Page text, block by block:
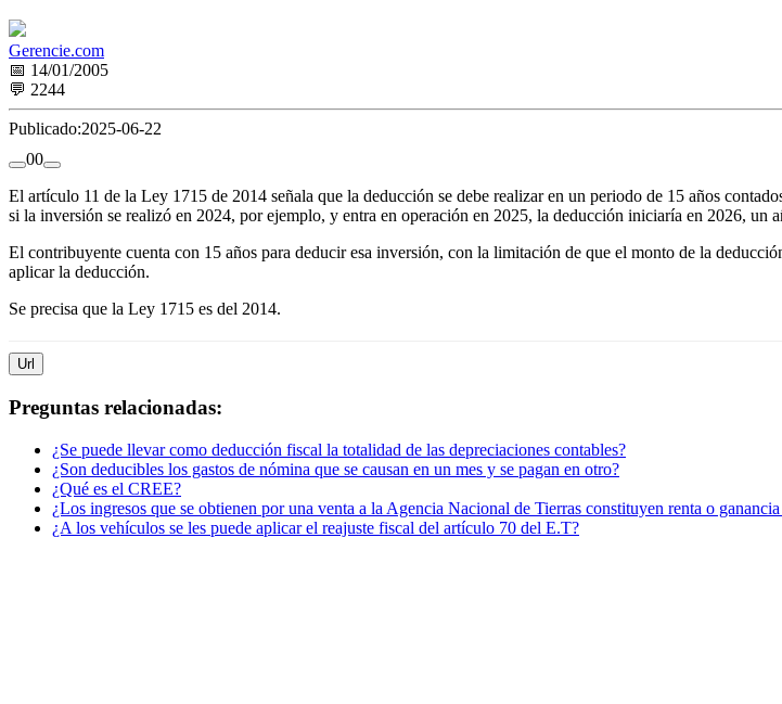
Gerencie.com
📅 14/01/2005
💬 2244
Publicado:2025-06-22
00
El artículo 11 de la Ley 1715 de 2014 señala que la deducción se debe realizar en un periodo de 15 años
si la inversión se realizó en 2024, por ejemplo, y entra en operación en 2025, la deducción iniciaría en 2026, un
El contribuyente cuenta con 15 años para deducir esa inversión, con la limitación de que el monto de la
aplicar la deducción.
Se precisa que la Ley 1715 es del 2014.
Url
Preguntas relacionadas:
¿Se puede llevar como deducción fiscal la totalidad de las depreciaciones contables?
¿Son deducibles los gastos de nómina que se causan en un mes y se pagan en otro?
¿Qué es el CREE?
¿Los ingresos que se obtienen por una venta a la Agencia Nacional de Tierras constituyen renta o
¿A los vehículos se les puede aplicar el reajuste fiscal del artículo 70 del E.T?